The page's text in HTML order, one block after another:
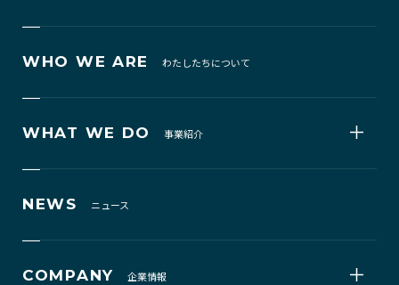
WHO WE ARE わたしたちについて
WHAT WE DO 事業紹介
NEWS ニュース
COMPANY 企業情報